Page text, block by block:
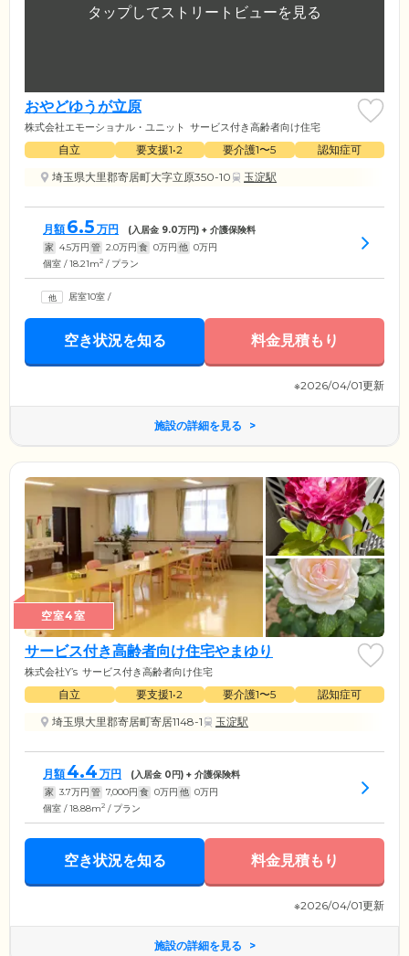
おやどゆうが立原
株式会社エモーショナル・ユニット サービス付き高齢者向け住宅
自立 要支援1•2 要介護1〜5
認知症可
埼玉県大里郡寄居町大字立原350-10
玉淀駅
月額 6.5 万円 (入居金 9.0万円) + 介護保険料
家 4.5万円 管 2.0万円 食 0万円 他 0万円
個室 / 18.21m2 / プラン
居室10室 /
空き状況を知る 料金見積もり
※2026/04/01更新
施設の詳細を見る
空室4室
サービス付き高齢者向け住宅やまゆり
株式会社Y’s サービス付き高齢者向け住宅
自立 要支援1•2 要介護1〜5
認知症可
埼玉県大里郡寄居町寄居1148-1
玉淀駅
月額 4.4 万円 (入居金 0円) + 介護保険料
家 3.7万円 管 7,000円 食 0万円 他 0万円
個室 / 18.88m2 / プラン
空き状況を知る 料金見積もり
※2026/04/01更新
施設の詳細を見る